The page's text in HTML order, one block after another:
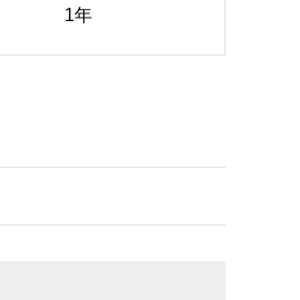
1年